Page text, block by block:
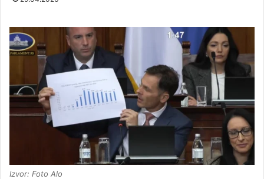
Izvor: Foto Alo